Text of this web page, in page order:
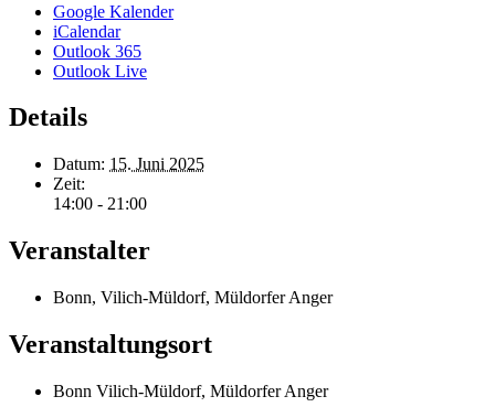
Google Kalender
iCalendar
Outlook 365
Outlook Live
Details
Datum: 15. Juni 2025
Zeit:
14:00 - 21:00
Veranstalter
Bonn, Vilich-Müldorf, Müldorfer Anger
Veranstaltungsort
Bonn Vilich-Müldorf, Müldorfer Anger